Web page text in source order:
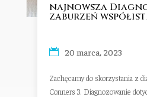
najnowsza
zaburzeń
20 marca, 2023
Zachęcamy do skorzystania z
Conners 3. Diagnozowanie